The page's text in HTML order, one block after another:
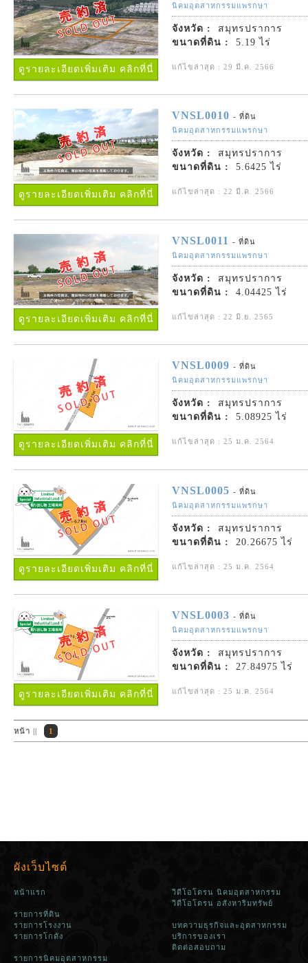
ดูรายละเอียดเพิ่มเติม คลิกที่นี่
นิคมอุตสาหกรรมแพรกษา
จังหวัด :
สมุทรปราการ
ขนาดที่ดิน :
5.19 ไร่
แก้ไขล่าสุด : 29 มี.ค. 2566
ดูรายละเอียดเพิ่มเติม คลิกที่นี่
VNSL0010 - ที่ดิน
นิคมอุตสาหกรรมแพรกษา
จังหวัด :
สมุทรปราการ
ขนาดที่ดิน :
5.6425 ไร่
แก้ไขล่าสุด : 22 มี.ค. 2566
ดูรายละเอียดเพิ่มเติม คลิกที่นี่
VNSL0011
- ที่ดิน
นิคมอุตสาหกรรมแพรกษา
จังหวัด :
สมุทรปราการ
ขนาดที่ดิน :
4.04425 ไร่
แก้ไขล่าสุด : 22 มิ.ย. 2565
ดูรายละเอียดเพิ่มเติม คลิกที่นี่
VNSL0009 - ที่ดิน
นิคมอุตสาหกรรมแพรกษา
จังหวัด :
สมุทรปราการ
ขนาดที่ดิน :
5.08925 ไร่
แก้ไขล่าสุด : 25 ม.ค. 2564
ดูรายละเอียดเพิ่มเติม คลิกที่นี่
VNSL0005 - ที่ดิน
นิคมอุตสาหกรรมแพรกษา
จังหวัด :
สมุทรปราการ
ขนาดที่ดิน :
20.26675 ไร่
แก้ไขล่าสุด : 25 ม.ค. 2564
ดูรายละเอียดเพิ่มเติม คลิกที่นี่
VNSL0003 - ที่ดิน
นิคมอุตสาหกรรมแพรกษา
จังหวัด :
สมุทรปราการ
ขนาดที่ดิน :
27.84975 ไร่
แก้ไขล่าสุด : 25 ม.ค. 2564
หน้า || 1
ผังเว็บไซต์
หน้าแรก
รายการที่ดิน
รายการโรงงาน
รายการโกดัง
รายการนิคมอุตสาหกรรม
วิดีโอโดรน นิคมอุตสาหกรรม
วิดีโอโดรน อสังหาริมทรัพย์
บทความธุรกิจและอุตสาหกรรม
บริการของเรา
ติดต่อสอบถาม